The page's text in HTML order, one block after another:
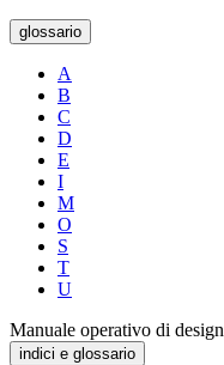
glossario
A
B
C
D
E
I
M
O
S
T
U
Manuale operativo di design
indici e glossario